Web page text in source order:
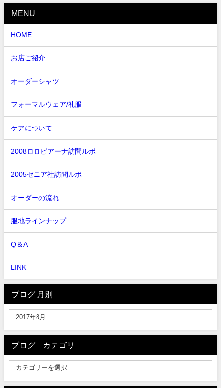
MENU
HOME
お店ご紹介
オーダーシャツ
フォーマルウェア/礼服
ケアについて
2008ロロピアーナ訪問ルポ
2005ゼニア社訪問ルポ
オーダーの流れ
服地ラインナップ
Q＆A
LINK
ブログ 月別
ブログ カテゴリー